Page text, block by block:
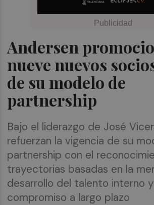
Andersen
nueve nuevos
de su modelo de
partnership
Bajo el liderazgo de José
refuerzan la vigencia de su
partnership con el
trayectorias basadas en la
desarrollo del talento interno
compromiso a largo plazo